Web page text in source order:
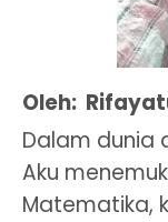
Oleh:
Dalam dunia
Aku
Matematika,